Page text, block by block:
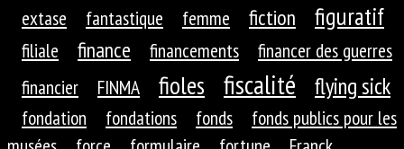
extase fantastique femme fiction figuratif
filiale finance financements
financer des guerres
financier
FINMA fioles fiscalité flying sick
fondation fondations fonds
fonds publics pour les